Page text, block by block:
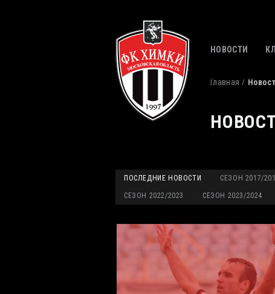
НОВОСТИ
Главная
ПОСЛЕДНИЕ НОВОСТИ СЕЗОН 2017/
СЕЗОН 2022/2023 СЕЗОН 2023/2024